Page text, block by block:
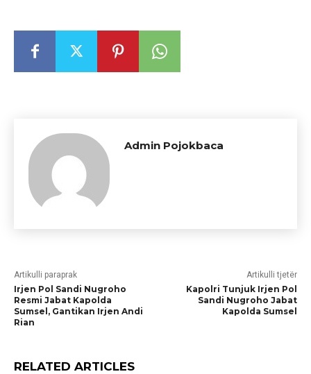
Admin Pojokbaca
Artikulli paraprak
Irjen Pol Sandi Nugroho
Resmi Jabat Kapolda
Sumsel, Gantikan Irjen Andi
Rian
Artikulli tjetër
Kapolri Tunjuk Irjen Pol
Sandi Nugroho Jabat
Kapolda Sumsel
RELATED ARTICLES